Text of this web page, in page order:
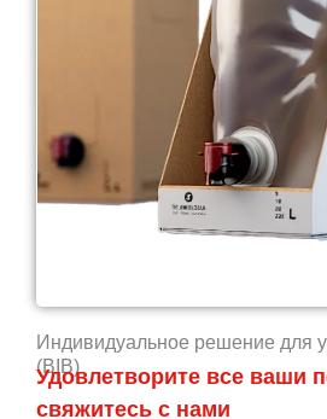
Индивидуальное решение для
(BIB)
Удовлетворите все ваши
свяжитесь с нами